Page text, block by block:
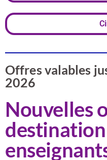
Offres valables
2026
Nouvelles